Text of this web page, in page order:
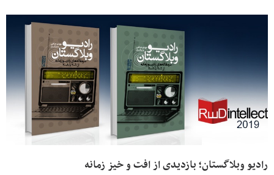
رادیو وبلاگستان؛ بازدیدی از افت و خیز زمانه